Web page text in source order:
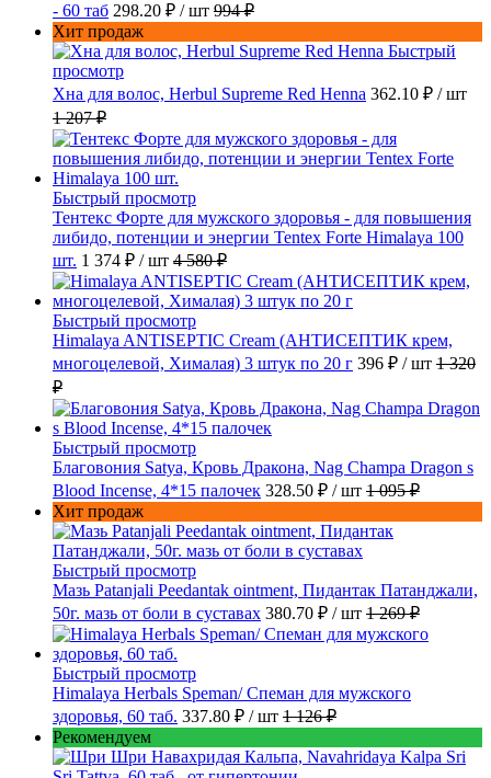
- 60 таб 298.20 ₽ / шт 994 ₽
Хит продаж
Быстрый
просмотр
Хна для волос, Herbul Supreme Red Henna 362.10 ₽ / шт
1 207 ₽
Быстрый просмотр
Тентекс Форте для мужского здоровья - для повышения
либидо, потенции и энергии Tentex Forte Himalaya 100
шт. 1 374 ₽ / шт 4 580 ₽
Быстрый просмотр
Himalaya ANTISEPTIC Cream (АНТИСЕПТИК крем,
многоцелевой, Хималая) 3 штук по 20 г 396 ₽ / шт 1 320
₽
Быстрый просмотр
Благовония Satya, Кровь Дракона, Nag Champa Dragon s
Blood Incense, 4*15 палочек 328.50 ₽ / шт 1 095 ₽
Хит продаж
Быстрый просмотр
Мазь Patanjali Peedantak ointment, Пидантак Патанджали,
50г. мазь от боли в суставах 380.70 ₽ / шт 1 269 ₽
Быстрый просмотр
Himalaya Herbals Speman/ Спеман для мужского
здоровья, 60 таб. 337.80 ₽ / шт 1 126 ₽
Рекомендуем